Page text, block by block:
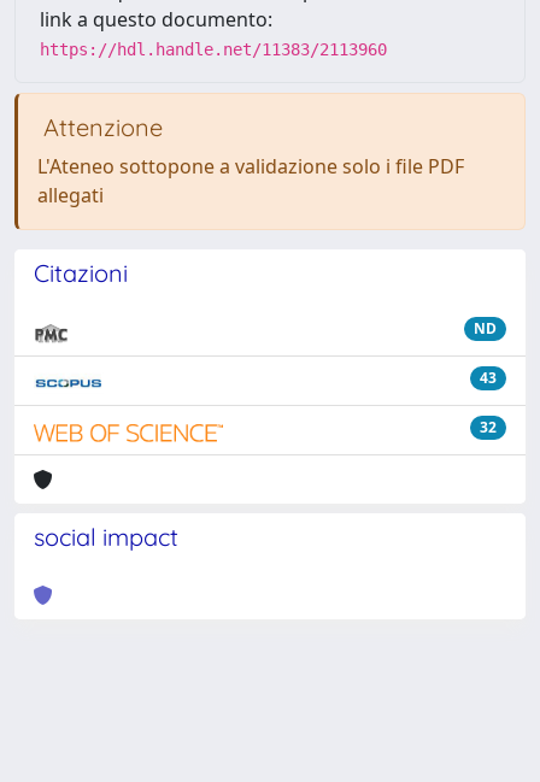
link a questo documento:
https://hdl.handle.net/11383/2113960
Attenzione
L'Ateneo sottopone a validazione solo i file PDF
allegati
Citazioni
ND
43
32
social impact